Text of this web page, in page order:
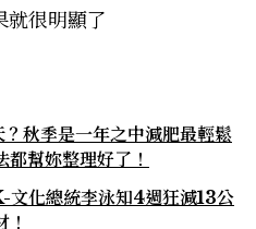
就很明顯了
秋季是一年之中減肥最輕鬆
幫妳整理好了！
文化總統李泳知4週狂減13公